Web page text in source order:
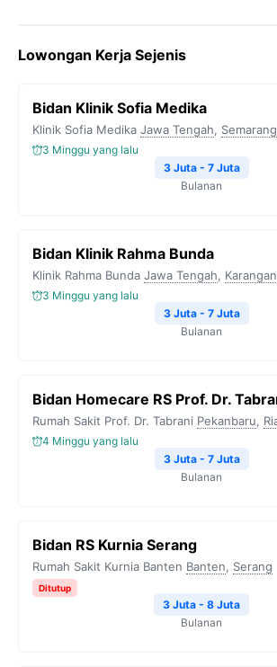
e
o
o
t
e
e
r
a
t
A
p
y
i
n
k
Lowongan Kerja Sejenis
Bidan Klinik Sofia Medika
Klinik Sofia Medika Jawa Tengah, Semarang
3 Minggu yang lalu
3 Juta - 7 Juta
Bulanan
Bidan Klinik Rahma Bunda
Klinik Rahma Bunda Jawa Tengah,
3 Minggu yang lalu
3 Juta - 7 Juta
Bulanan
Bidan Homecare RS Prof. Dr.
Rumah Sakit Prof. Dr. Tabrani Pekanbaru,
4 Minggu yang lalu
3 Juta - 7 Juta
Bulanan
Bidan RS Kurnia Serang
Rumah Sakit Kurnia Banten Banten, Serang
Ditutup
3 Juta - 8 Juta
Bulanan